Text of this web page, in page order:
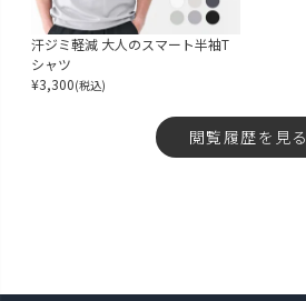
汗ジミ軽減 大人のスマート半袖T
シャツ
¥3,300(税込)
閲覧履歴を見る